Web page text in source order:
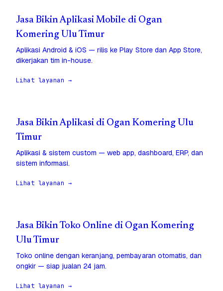
Jasa Bikin Aplikasi Mobile di Ogan
Komering Ulu Timur
Aplikasi Android & iOS — rilis ke Play Store dan App Store,
dikerjakan tim in-house.
Lihat layanan →
Jasa Bikin Aplikasi di Ogan Komering Ulu
Timur
Aplikasi & sistem custom — web app, dashboard, ERP, dan
sistem informasi.
Lihat layanan →
Jasa Bikin Toko Online di Ogan Komering
Ulu Timur
Toko online dengan keranjang, pembayaran otomatis, dan
ongkir — siap jualan 24 jam.
Lihat layanan →